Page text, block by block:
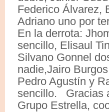
Federico Álvarez,
Adriano uno por
En la derrota:
sencillo, Elisaul
Silvano Gonnel
nadie,Jairo
Pedro Agustín y
sencillo. Gracias
Grupo Estrella,